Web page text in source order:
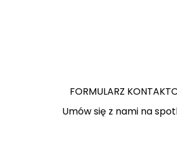
FORMULARZ
Umów się z nami na